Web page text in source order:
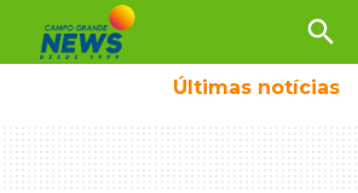
search
Últimas notícias